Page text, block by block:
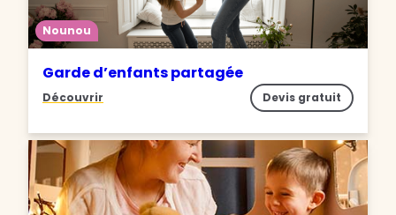
Nounou
Garde d’enfants partagée
Découvrir Devis gratuit